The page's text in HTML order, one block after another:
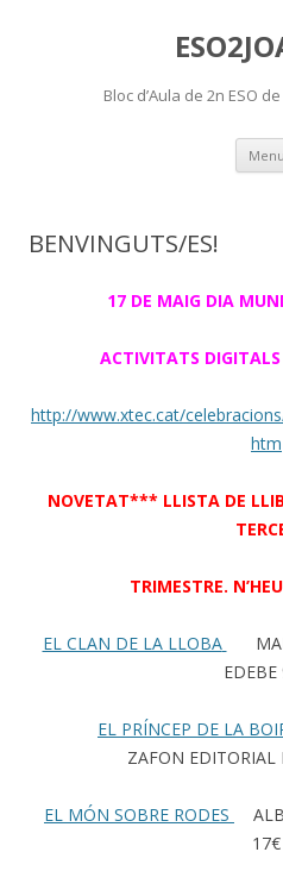
Bloc d’Aula de 2n ESO
Menu
BENVINGUTS/ES!
17 DE MAIG DIA
ACTIVITATS
http://www.xtec.cat/
htm
NOVETAT*** LLISTA DE
TRIMESTRE.
EL CLAN DE LA LLOBA
EDEBE
EL PRÍNCEP DE LA
ZAFON EDITORIAL
EL MÓN SOBRE RODES
17€